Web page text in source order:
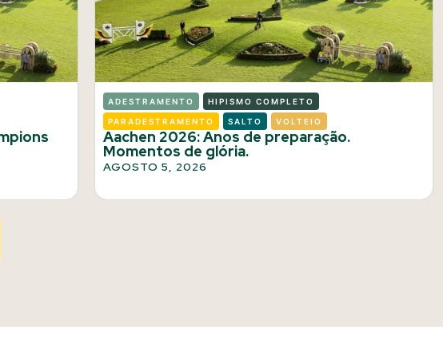
ADESTRAMENTO HIPISMO COMPLETO
PARADESTRAMENTO SALTO VOLTEIO
Aachen 2026: Anos de preparação.
Momentos de glória.
AGOSTO 5, 2026